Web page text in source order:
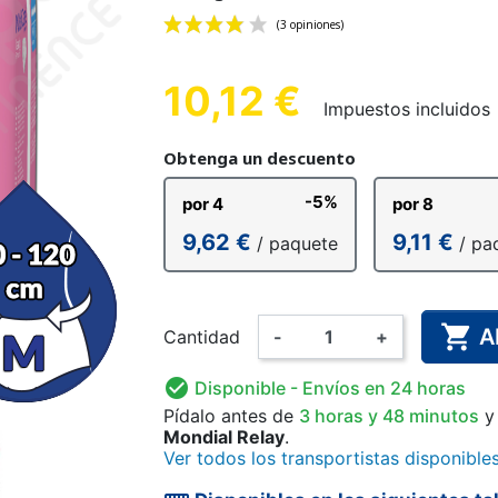
SUJECIÓN
EXPLORACIÓN
Y
Y SUPERFICIES
PARA NIÑOS
NIÑOS
NIÑOS
(3 opiniones)
10,12 € Impuestos incluidos
Obtenga un descuento
por 4 -5%
9,62 € / paquete
por 8
9,11 € /
Cantidad - + 
 Disponible - Envíos en 24 horas
Pídalo antes de 3 horas y 48 minutos y
Mondial Relay.
Ver todos los transportistas